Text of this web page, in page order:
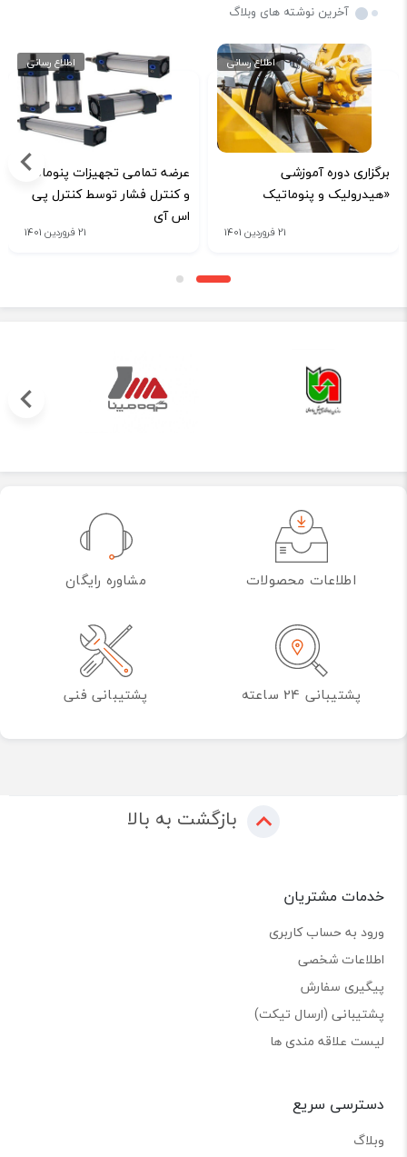
آخرین نوشته های وبلاگ
اطلاع رسانی
برگزاری دوره آموزشی
«هیدرولیک و پنوماتیک
21 فروردین 1401
اطلاع رسانی
عرضه تمامی تجهیزات پنوماتیک
و کنترل فشار توسط کنترل پی
اس آی
21 فروردین 1401
اطلاعات محصولات مشاوره رایگان
پشتیبانی 24 ساعته پشتیبانی فنی
بازگشت به بالا
خدمات مشتریان
ورود به حساب کاربری
اطلاعات شخصی
پیگیری سفارش
پشتیبانی (ارسال تیکت)
لیست علاقه مندی ها
دسترسی سریع
وبلاگ